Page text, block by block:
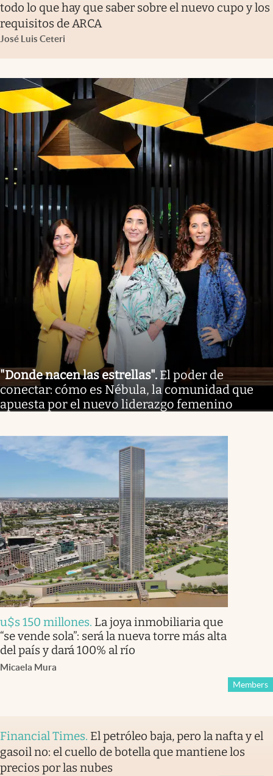
todo lo que hay que saber sobre el nuevo cupo y los
requisitos de ARCA
José Luis Ceteri
"Donde nacen las estrellas". El poder de
conectar: cómo es Nébula, la comunidad que
apuesta por el nuevo liderazgo femenino
u$s 150 millones. La joya inmobiliaria que
“se vende sola”: será la nueva torre más alta
del país y dará 100% al río
Micaela Mura
Members
Financial Times. El petróleo baja, pero la nafta y el
gasoil no: el cuello de botella que mantiene los
precios por las nubes